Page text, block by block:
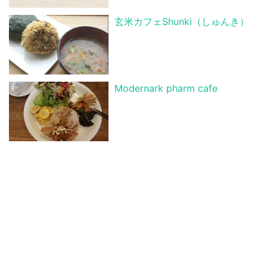
玄米カフェShunki（しゅんき）
Modernark pharm cafe